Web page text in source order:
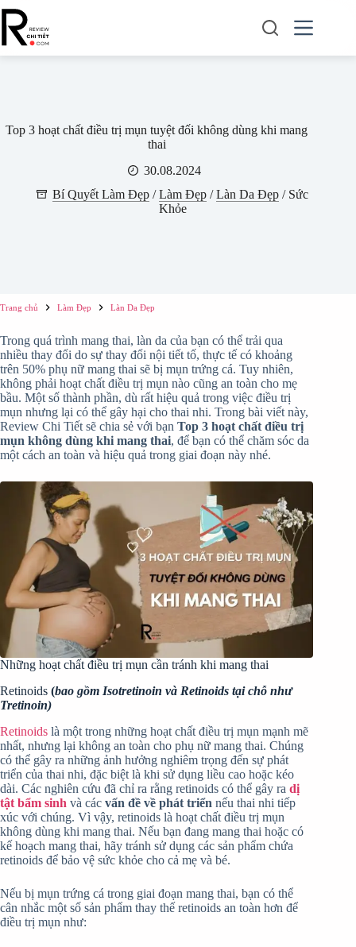
Chuyển
phần
nội
Top 3 hoạt chất điều trị mụn tuyệt đối không dùng khi mang
thai
30.08.2024
Bí Quyết Làm Đẹp /Làm Đẹp /Làn Da Đẹp / Sức
Khỏe
Trang chủ Làm Đẹp Làn Da Đẹp
Trong quá trình mang thai, làn da của bạn có thể trải qua
nhiều thay đổi do sự thay đổi nội tiết tố, thực tế có khoảng
trên 50% phụ nữ mang thai sẽ bị mụn trứng cá. Tuy nhiên,
không phải hoạt chất điều trị mụn nào cũng an toàn cho mẹ
bầu. Một số thành phần, dù rất hiệu quả trong việc điều trị
mụn nhưng lại có thể gây hại cho thai nhi. Trong bài viết này,
Review Chi Tiết sẽ chia sẻ với bạn Top 3 hoạt chất điều trị
mụn không dùng khi mang thai, để bạn có thể chăm sóc da
một cách an toàn và hiệu quả trong giai đoạn này nhé.
Những hoạt chất điều trị mụn cần tránh khi mang thai
Retinoids (bao gồm Isotretinoin và Retinoids tại chỗ như
Tretinoin)
Retinoids là một trong những hoạt chất điều trị mụn mạnh mẽ
nhất, nhưng lại không an toàn cho phụ nữ mang thai. Chúng
có thể gây ra những ảnh hưởng nghiêm trọng đến sự phát
triển của thai nhi, đặc biệt là khi sử dụng liều cao hoặc kéo
dài. Các nghiên cứu đã chỉ ra rằng retinoids có thể gây ra dị
tật bẩm sinh và các vấn đề về phát triển nếu thai nhi tiếp
xúc với chúng. Vì vậy, retinoids là hoạt chất điều trị mụn
không dùng khi mang thai. Nếu bạn đang mang thai hoặc có
kế hoạch mang thai, hãy tránh sử dụng các sản phẩm chứa
retinoids để bảo vệ sức khỏe cho cả mẹ và bé.
Nếu bị mụn trứng cá trong giai đoạn mang thai, bạn có thể
cân nhắc một số sản phẩm thay thế retinoids an toàn hơn để
điều trị mụn như: